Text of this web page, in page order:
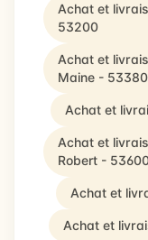
Achat et
53200
Achat et
Maine - 53380
Achat et
Achat et
Robert -
Achat et
Achat et